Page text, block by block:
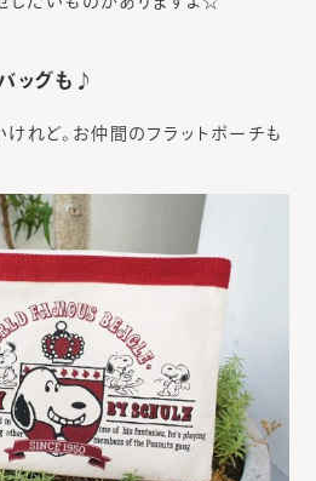
ッグも♪
れど。お仲間のフラットポーチも